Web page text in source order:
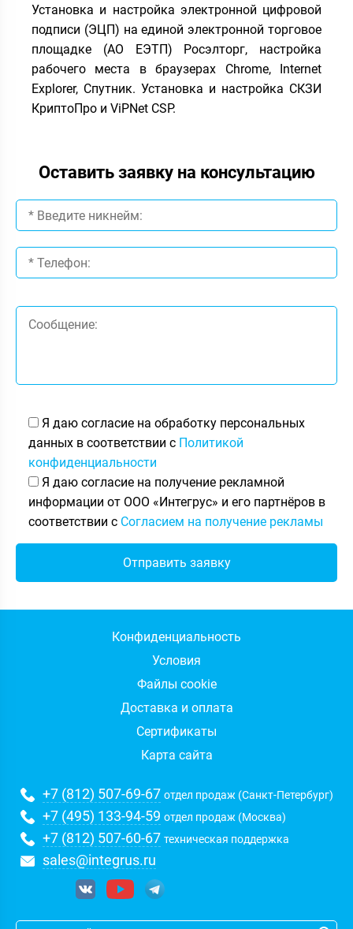
Установка и настройка электронной цифровой
подписи (ЭЦП) на единой электронной торговое
площадке (АО ЕЭТП) Росэлторг, настройка
рабочего места в браузерах Chrome, Internet
Explorer, Спутник. Установка и настройка СКЗИ
КриптоПро и ViPNet CSP.
Оставить заявку на консультацию
Я даю согласие на обработку персональных
данных в соответствии с Политикой
конфиденциальности
Я даю согласие на получение рекламной
информации от ООО «Интегрус» и его партнёров в
соответствии с Согласием на получение рекламы
Конфиденциальность
Условия
Файлы cookie
Доставка и оплата
Сертификаты
Карта сайта
+7 (812) 507-69-67 отдел продаж (Санкт-Петербург)
+7 (495) 133-94-59 отдел продаж (Москва)
+7 (812) 507-60-67 техническая поддержка
sales@integrus.ru